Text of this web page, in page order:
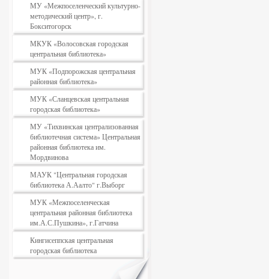
МУ «Межпоселенческий культурно-
методический центр», г.
Бокситогорск
МКУК «Волосовская городская
центральная библиотека»
МУК «Подпорожская центральная
районная библиотека»
МУК «Сланцевская центральная
городская библиотека»
МУ «Тихвинская централизованная
библиотечная система» Центральная
районная библиотека им.
Мордвинова
МАУК "Центральная городская
библиотека А.Аалто" г.Выборг
МУК «Межпоселенческая
центральная районная библиотека
им.А.С.Пушкина», г.Гатчина
Кингисеппская центральная
городская библиотека